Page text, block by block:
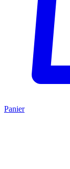
Panier